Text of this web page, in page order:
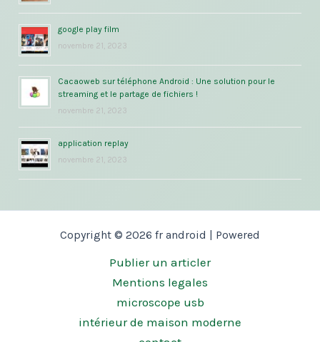
google play film
novembre 21, 2023
Cacaoweb sur téléphone Android : Une solution pour le
streaming et le partage de fichiers !
novembre 21, 2023
application replay
novembre 21, 2023
Copyright © 2026 fr android | Powered
Publier un articler
Mentions legales
microscope usb
intérieur de maison moderne